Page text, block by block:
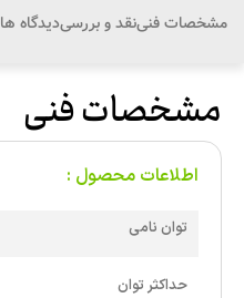
مشخصات فنینقد و بررسیدیدگاه ها
مشخصات فنی
اطلاعات محصول :
توان نامی
حداکثر توان